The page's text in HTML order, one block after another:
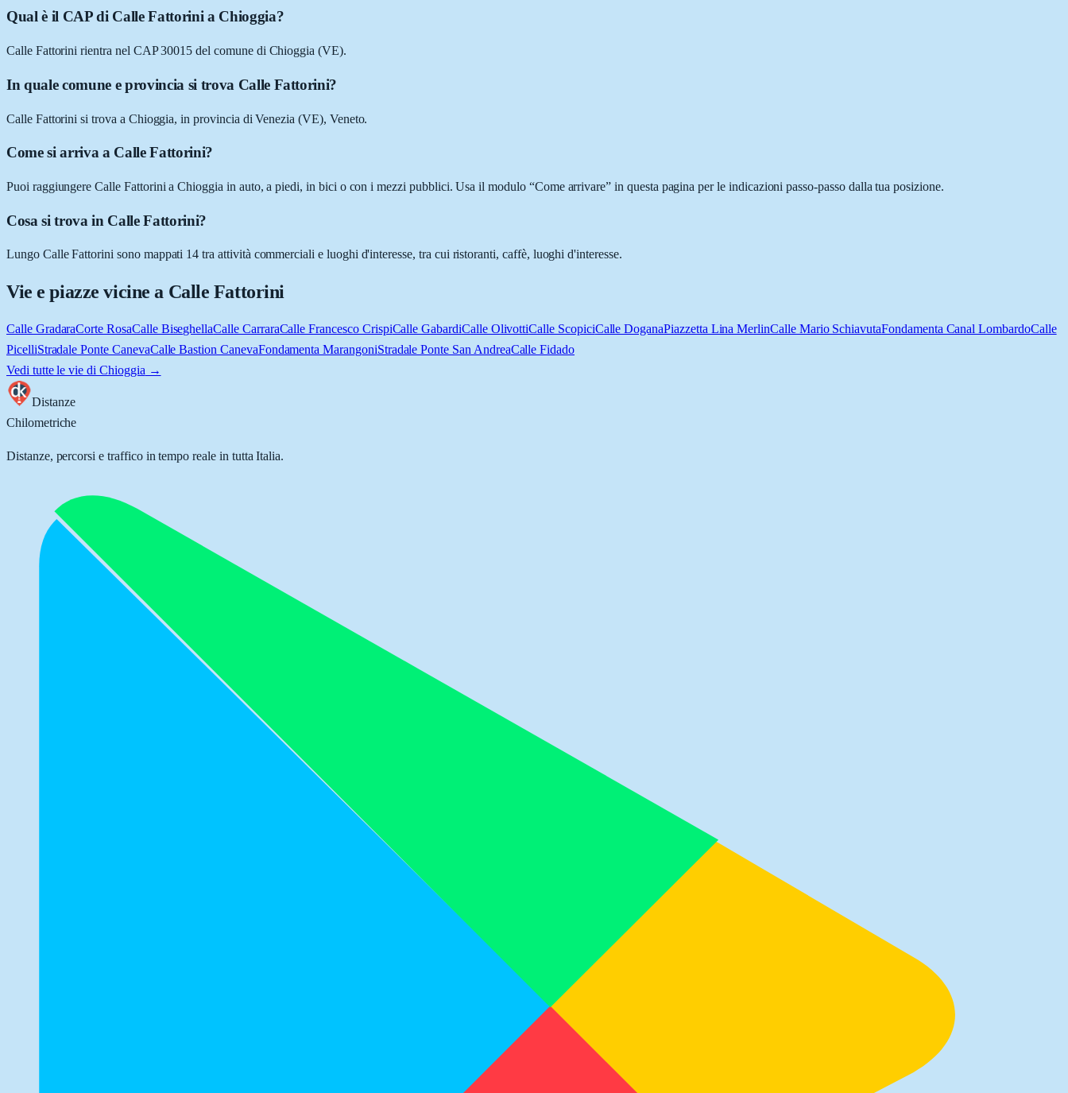
Qual è il CAP di Calle Fattorini a Chioggia?
Calle Fattorini rientra nel CAP 30015 del comune di Chioggia (VE).
In quale comune e provincia si trova Calle Fattorini?
Calle Fattorini si trova a Chioggia, in provincia di Venezia (VE), Veneto.
Come si arriva a Calle Fattorini?
Puoi raggiungere Calle Fattorini a Chioggia in auto, a piedi, in bici o con i mezzi pubblici. Usa il modulo “Come arrivare” in questa pagina per le indicazioni passo-passo dalla tua posizione.
Cosa si trova in Calle Fattorini?
Lungo Calle Fattorini sono mappati 14 tra attività commerciali e luoghi d'interesse, tra cui ristoranti, caffè, luoghi d'interesse.
Vie e piazze vicine a Calle Fattorini
Calle GradaraCorte RosaCalle BiseghellaCalle CarraraCalle Francesco CrispiCalle GabardiCalle OlivottiCalle ScopiciCalle DoganaPiazzetta Lina MerlinCalle Mario SchiavutaFondamenta Canal LombardoCalle
PicelliStradale Ponte CanevaCalle Bastion CanevaFondamenta MarangoniStradale Ponte San AndreaCalle Fidado
Vedi tutte le vie di Chioggia →
Distanze
Chilometriche
Distanze, percorsi e traffico in tempo reale in tutta Italia.